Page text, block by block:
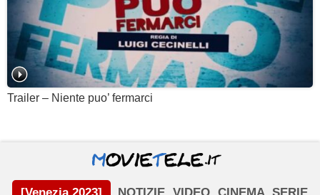
Trailer – Niente puo’ fermarci